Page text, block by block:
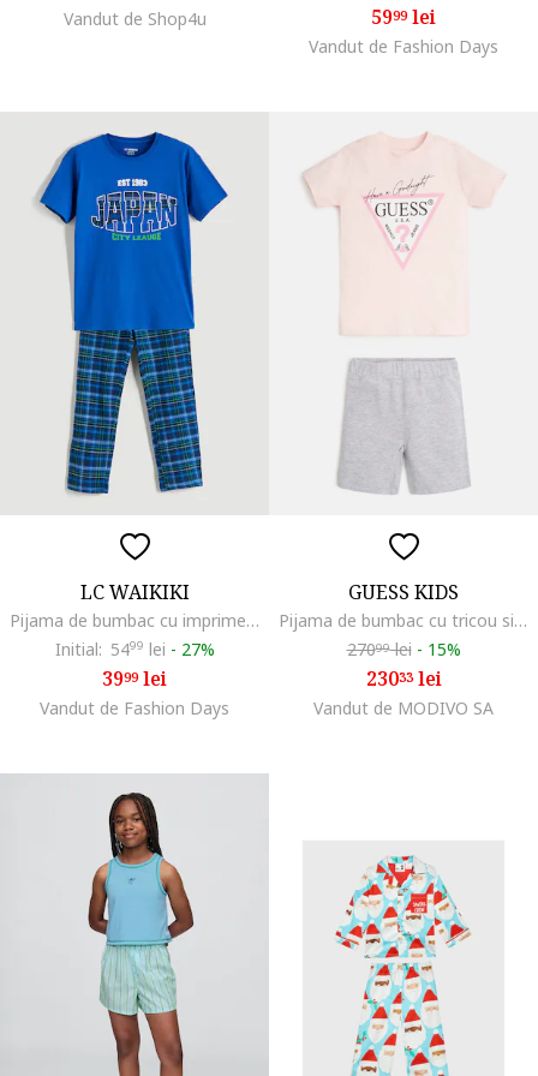
Vandut de Shop4u 5999lei
Vandut de Fashion Days
LC WAIKIKI
Pijama de bumbac cu imprimeu, Albastru royal/Verde feriga/Bleumarin
Initial: 5499 lei - 27%
3999lei
Vandut de Fashion Days
GUESS KIDS
Pijama de bumbac cu tricou si pantaloni scurti, Gri/Roz
27099lei - 15%
23033lei
Vandut de MODIVO SA